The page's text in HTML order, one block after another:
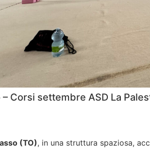
Corsi settembre ASD La
(TO), in una struttura spaziosa,